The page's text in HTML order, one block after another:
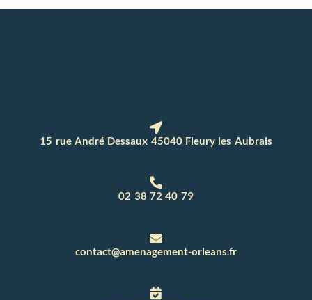
15 rue André Dessaux 45040 Fleury les Aubrais
02 38 72 40 79
contact@amenagement-orleans.fr